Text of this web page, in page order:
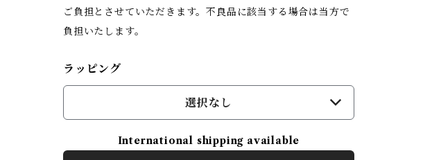
ご負担とさせていただきます。不良品に該当する場合は当方で
負担いたします。
ラッピング
選択なし
International shipping available